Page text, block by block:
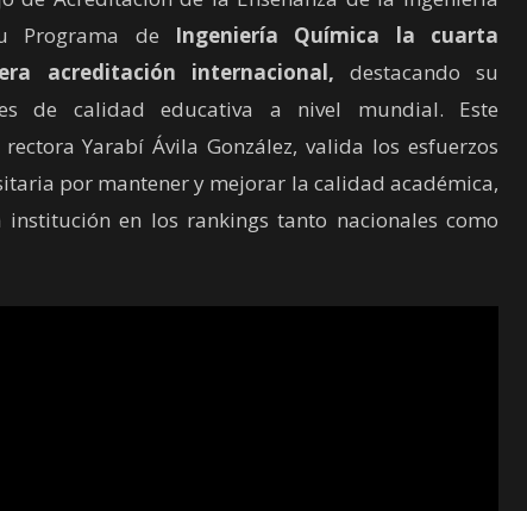
Programa de Ingeniería Química la cuarta
acreditación internacional, destacando su
de calidad educativa a nivel mundial. Este
Yarabí Ávila González, valida los esfuerzos
por mantener y mejorar la calidad académica,
en los rankings tanto nacionales como